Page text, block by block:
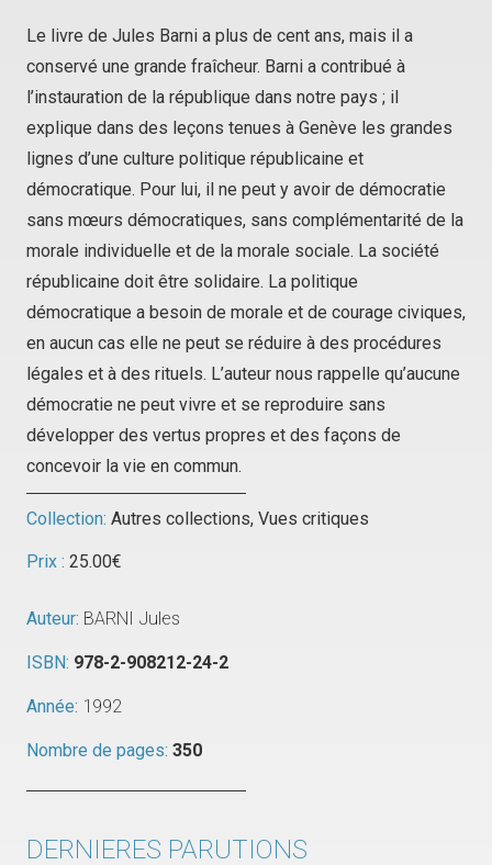
Le livre de Jules Barni a plus de cent ans, mais il a
conservé une grande fraîcheur. Barni a contribué à
l’instauration de la république dans notre pays ; il
explique dans des leçons tenues à Genève les grandes
lignes d’une culture politique républicaine et
démocratique. Pour lui, il ne peut y avoir de démocratie
sans mœurs démocratiques, sans complémentarité de la
morale individuelle et de la morale sociale. La société
républicaine doit être solidaire. La politique
démocratique a besoin de morale et de courage civiques,
en aucun cas elle ne peut se réduire à des procédures
légales et à des rituels. L’auteur nous rappelle qu’aucune
démocratie ne peut vivre et se reproduire sans
développer des vertus propres et des façons de
concevoir la vie en commun.
Collection: Autres collections, Vues critiques
Prix : 25.00€
Auteur: BARNI Jules
ISBN: 978-2-908212-24-2
Année: 1992
Nombre de pages: 350
DERNIERES PARUTIONS